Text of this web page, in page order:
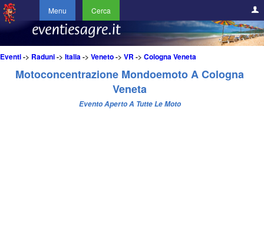
Menu Cerca
Eventi-> Raduni-> Italia-> Veneto-> VR -> Cologna Veneta
Motoconcentrazione Mondoemoto A Cologna
Veneta
Evento Aperto A Tutte Le Moto